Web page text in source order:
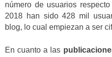
número de usuarios
2018 han sido 428 mil
blog, lo cual empiezan a ser
En cuanto a las